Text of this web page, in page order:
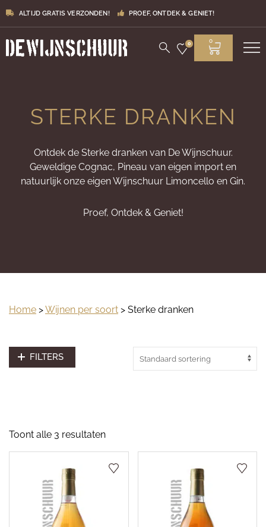
ALTIJD GRATIS VERZONDEN! PROEF, ONTDEK & GENIET!
0 0
STERKE DRANKEN
Ontdek de Sterke dranken van De Wijnschuur.
Geweldige Cognac, Pineau van eigen import en
natuurlijk onze eigen Wijnschuur Limoncello en Gin.
Proef, Ontdek & Geniet!
Home >Wijnen per soort > Sterke dranken
FILTERS
Toont alle 3 resultaten